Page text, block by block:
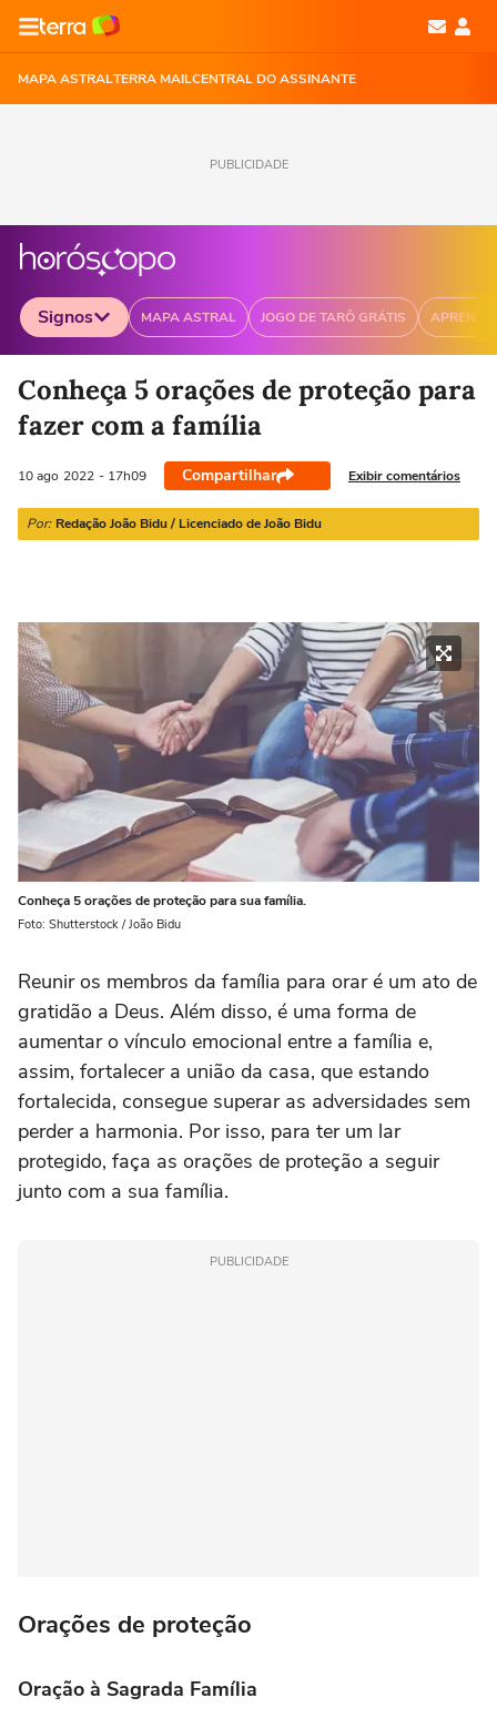
MAPA ASTRALTERRA MAILCENTRAL DO ASSINANTE
PUBLICIDADE
Signos MAPA ASTRAL JOGO DE TARÔ GRÁTIS
Selecione o signo para ver as notícias
Áries Touro Gêmeos Câncer
Conheça 5 orações de proteção para
fazer com a família
10 ago 2022 - 17h09 Compartilhar Exibir comentários
Por: Redação João Bidu / Licenciado de João Bidu
Conheça 5 orações de proteção para sua família.
Foto: Shutterstock / João Bidu
Reunir os membros da família para orar é um ato de
gratidão a Deus. Além disso, é uma forma de
aumentar o vínculo emocional entre a família e,
assim, fortalecer a união da casa, que estando
fortalecida, consegue superar as adversidades sem
perder a harmonia. Por isso, para ter um lar
protegido, faça as orações de proteção a seguir
junto com a sua família.
PUBLICIDADE
Orações de proteção
Oração à Sagrada Família